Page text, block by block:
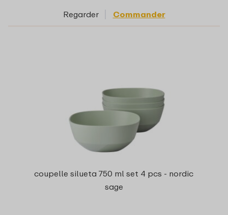
Regarder Commander
coupelle silueta 750 ml set 4 pcs - nordic
sage